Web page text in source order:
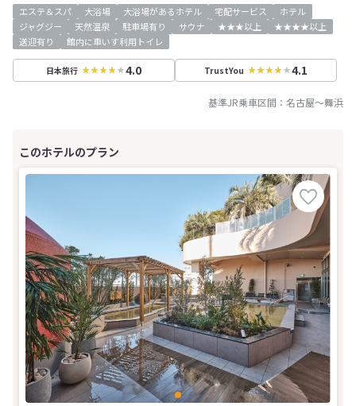
エステ＆スパ 大浴場 大浴場があるホテル 宅配サービス
ホテル
ジャグジー
天然温泉 駐車場有り サウナ ★★★以上
★★★★以上
送迎有り
館内に車いす利用トイレ
日本旅行 4.0 TrustYou 4.1
基準JR乗車区間： 名古屋～舞浜